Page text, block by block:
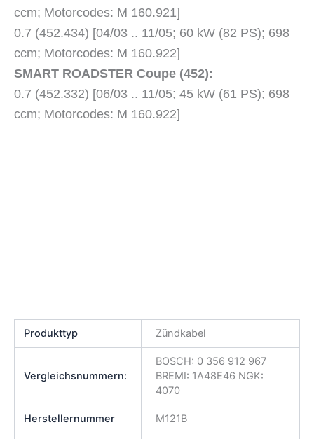
ccm; Motorcodes: M 160.921]
0.7 (452.434) [04/03 .. 11/05; 60 kW (82 PS); 698
ccm; Motorcodes: M 160.922]
SMART ROADSTER Coupe (452):
0.7 (452.332) [06/03 .. 11/05; 45 kW (61 PS); 698
ccm; Motorcodes: M 160.922]
Produkttyp Zündkabel
Vergleichsnummern:
BOSCH: 0 356 912 967
BREMI: 1A48E46 NGK:
4070
Herstellernummer M121B